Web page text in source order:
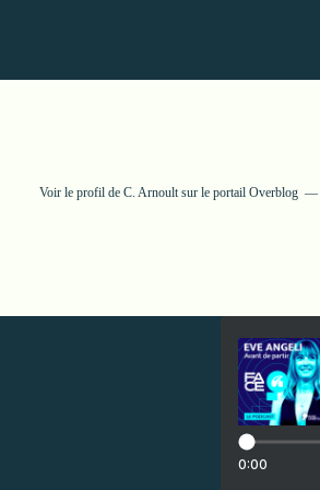
Voir le profil de C. Arnoultsur le portail Overblog
0:00